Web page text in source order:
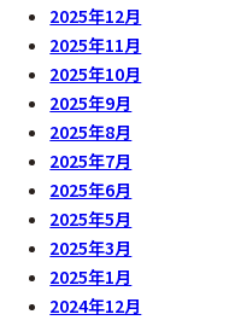
2025年12月
2025年11月
2025年10月
2025年9月
2025年8月
2025年7月
2025年6月
2025年5月
2025年3月
2025年1月
2024年12月